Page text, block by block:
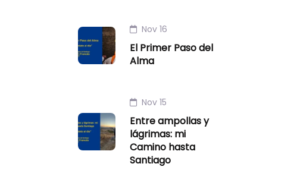
Nov 16
El Primer Paso del
Alma
Nov 15
Entre ampollas y
lágrimas: mi
Camino hasta
Santiago